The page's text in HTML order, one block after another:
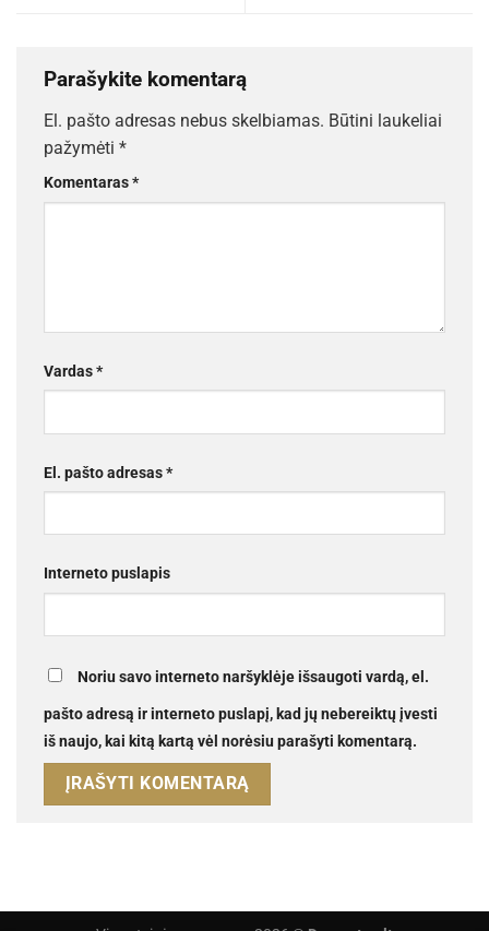
Parašykite komentarą
El. pašto adresas nebus skelbiamas. Būtini laukeliai
pažymėti *
Komentaras*
Vardas*
El. pašto adresas*
Interneto puslapis
Noriu savo interneto naršyklėje išsaugoti vardą, el.
pašto adresą ir interneto puslapį, kad jų nebereiktų įvesti
iš naujo, kai kitą kartą vėl norėsiu parašyti komentarą.